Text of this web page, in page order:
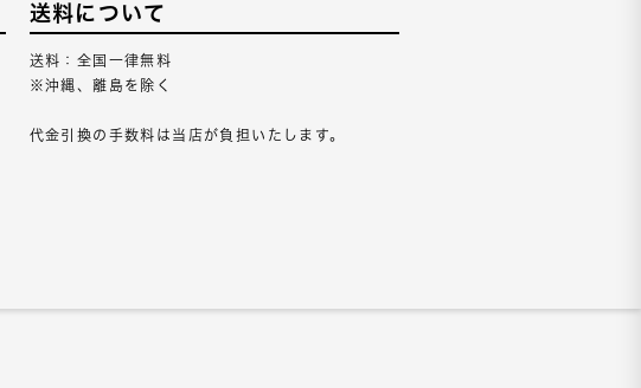
送料について
送料：全国一律無料
※沖縄、離島を除く
代金引換の手数料は当店が負担いたします。